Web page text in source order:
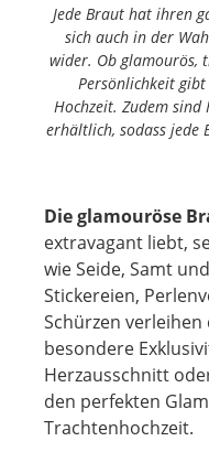
Jede Braut hat ihren
sich auch in der
wider. Ob glamourös,
Persönlichkeit
Hochzeit. Zudem
erhältlich, sodass
Die glamouröse
extravagant liebt,
wie Seide, Samt
Stickereien,
Schürzen
besondere
Herzausschnitt
den perfekten
Trachtenhochzeit.